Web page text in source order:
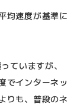
均速度が基準に
ていますが、
でインターネッ
りも、普段のネ